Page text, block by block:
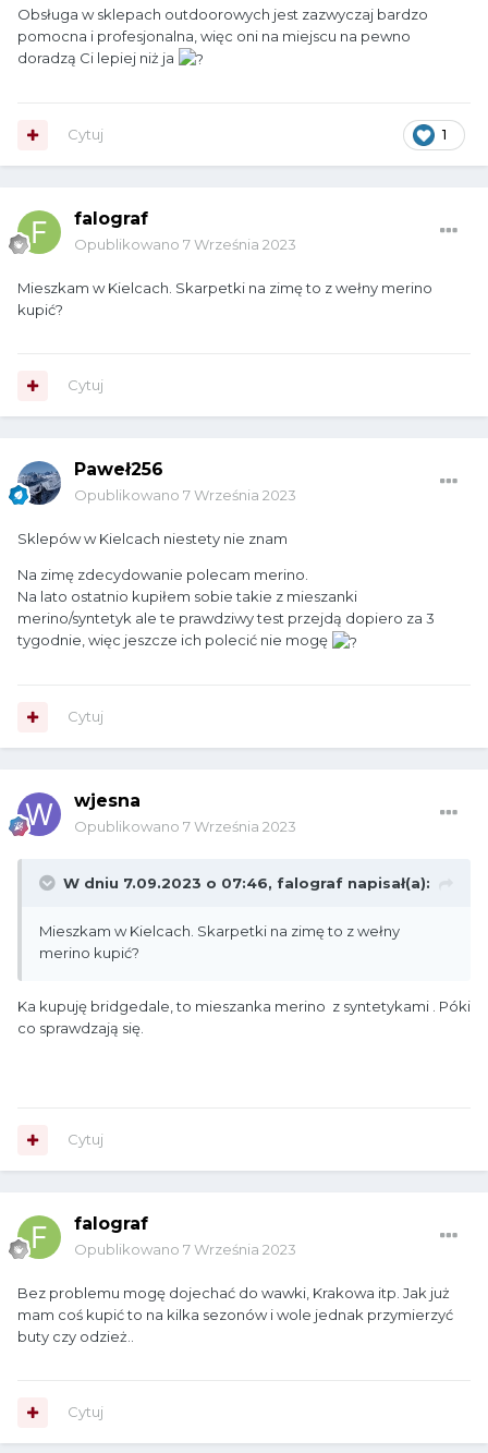
Obsługa w sklepach outdoorowych jest zazwyczaj bardzo
pomocna i profesjonalna, więc oni na miejscu na pewno
doradzą Ci lepiej niż ja
1
Cytuj
falograf
Opublikowano 7 Września 2023
Mieszkam w Kielcach. Skarpetki na zimę to z wełny merino
kupić?
Cytuj
Paweł256
Opublikowano 7 Września 2023
Sklepów w Kielcach niestety nie znam
Na zimę zdecydowanie polecam merino.
Na lato ostatnio kupiłem sobie takie z mieszanki
merino/syntetyk ale te prawdziwy test przejdą dopiero za 3
tygodnie, więc jeszcze ich polecić nie mogę
Cytuj
wjesna
Opublikowano 7 Września 2023
W dniu 7.09.2023 o 07:46, falograf napisał(a):
Mieszkam w Kielcach. Skarpetki na zimę to z wełny
merino kupić?
Ka kupuję bridgedale, to mieszanka merino z syntetykami . Póki
co sprawdzają się.
Cytuj
falograf
Opublikowano 7 Września 2023
Bez problemu mogę dojechać do wawki, Krakowa itp. Jak już
mam coś kupić to na kilka sezonów i wole jednak przymierzyć
buty czy odzież..
Cytuj